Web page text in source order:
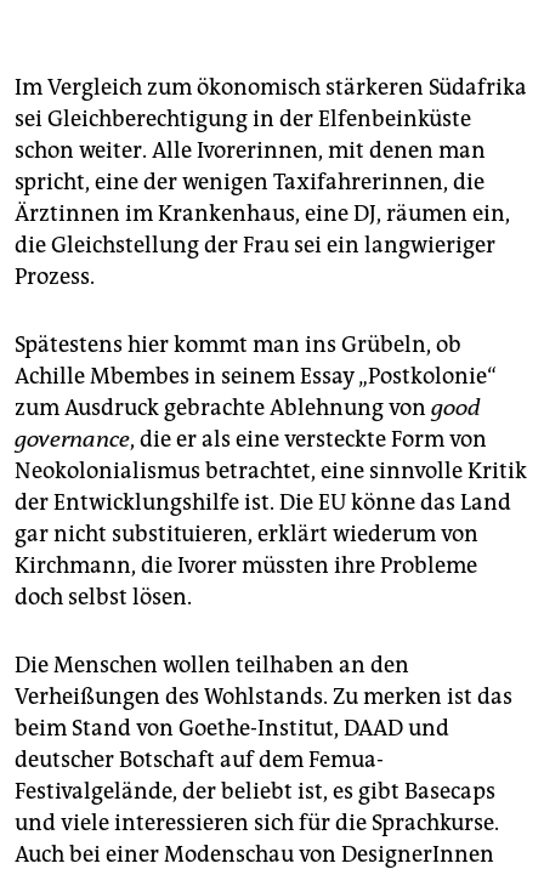
Im Vergleich zum ökonomisch stärkeren Südafrika
sei Gleichberechtigung in der Elfenbeinküste
schon weiter. Alle Ivorerinnen, mit denen man
spricht, eine der wenigen Taxifahrerinnen, die
Ärztinnen im Krankenhaus, eine DJ, räumen ein,
die Gleichstellung der Frau sei ein langwieriger
Prozess.
Spätestens hier kommt man ins Grübeln, ob
Achille Mbembes in seinem Essay „Postkolonie“
zum Ausdruck gebrachte Ablehnung von good
governance, die er als eine versteckte Form von
Neokolonialismus betrachtet, eine sinnvolle Kritik
der Entwicklungshilfe ist. Die EU könne das Land
gar nicht substituieren, erklärt wiederum von
Kirchmann, die Ivorer müssten ihre Probleme
doch selbst lösen.
Die Menschen wollen teilhaben an den
Verheißungen des Wohlstands. Zu merken ist das
beim Stand von Goethe-Institut, DAAD und
deutscher Botschaft auf dem Femua-
Festivalgelände, der beliebt ist, es gibt Basecaps
und viele interessieren sich für die Sprachkurse.
Auch bei einer Modenschau von DesignerInnen